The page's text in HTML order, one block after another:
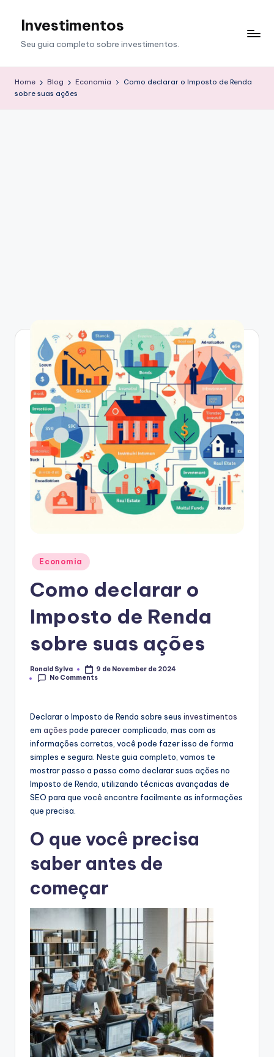
Investimentos
Seu guia completo sobre investimentos.
Home Blog Economia
Como declarar o Imposto de Renda
sobre suas ações
Posted
in
Economia
Como declarar o
Imposto de Renda
sobre suas ações
Posted
by
Ronald Sylva
9 de November de 2024
No Comments
Declarar o Imposto de Renda sobre seus investimentos
em ações pode parecer complicado, mas com as
informações corretas, você pode fazer isso de forma
simples e segura. Neste guia completo, vamos te
mostrar passo a passo como declarar suas ações no
Imposto de Renda, utilizando técnicas avançadas de
SEO para que você encontre facilmente as informações
que precisa.
O que você precisa
saber antes de
começar